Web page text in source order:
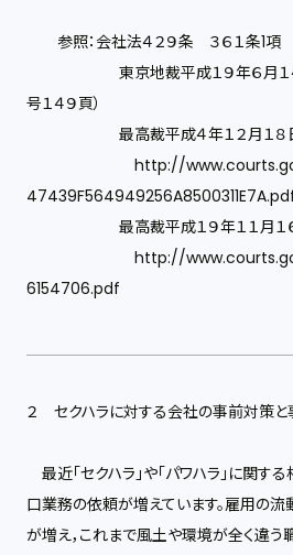
参照：会社法４２９条 ３６１条1項
東京地裁平成１９年６月１４日
号１４９頁）
最高裁平成４年１２月１８
http://www.courts.go.jp/
最高裁平成１９年１１月１６
http://www.courts.go.jp/
6154706.pdf
２ セクハラに対する会社の事前対策
最近「セクハラ」や「パワハラ」に関す
口業務の依頼が増えています。雇用の
が増え，これまで風土や環境が全く違う